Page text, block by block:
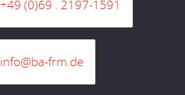
+49 (0)69 . 2197-1591
info@ba-frm.de